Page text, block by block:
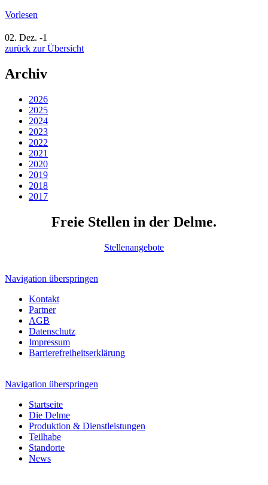
Vorlesen
02. Dez. -1
zurück zur Übersicht
Archiv
2026
2025
2024
2023
2022
2021
2020
2019
2018
2017
Freie Stellen in der Delme.
Stellenangebote
Navigation überspringen
Kontakt
Partner
AGB
Datenschutz
Impressum
Barrierefreiheitserklärung
Navigation überspringen
Startseite
Die Delme
Produktion & Dienstleistungen
Teilhabe
Standorte
News